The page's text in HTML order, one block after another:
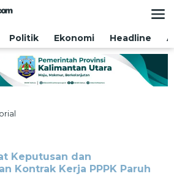
Politik Ekonomi Headline
Kabupaten
Nunukan
Keputusan dan
Kontrak Kerja PPPK Paruh